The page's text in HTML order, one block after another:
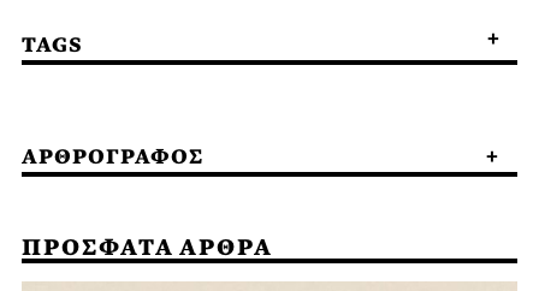
TAGS
ΑΡΘΡΟΓΡΑΦΟΣ
ΠΡΟΣΦΑΤΑ ΑΡΘΡΑ